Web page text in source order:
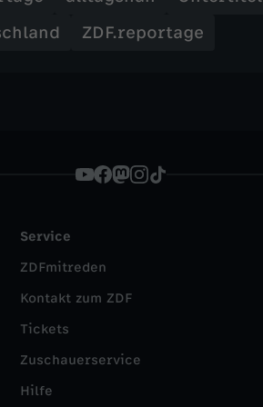
ZDF.reportage
Service
ZDFmitreden
Kontakt zum ZDF
Tickets
Zuschauerservice
Hilfe